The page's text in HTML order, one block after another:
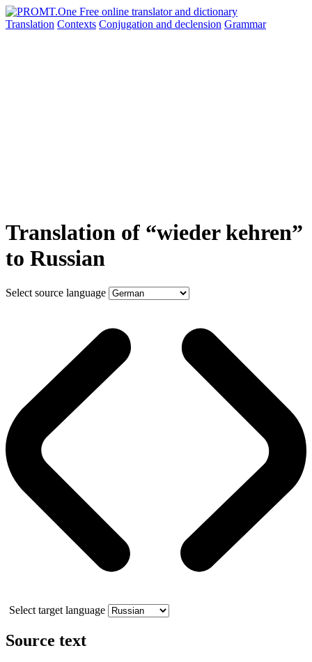
Translation Contexts Conjugation and declension Grammar
Translation of “wieder kehren”
to Russian
Select source language
Select target language
Source text